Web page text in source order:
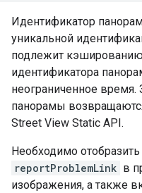
Идентификатор
уникальной
подлежит
идентификатора
неограниченное время.
панорамы
Street View Static API.
Необходимо
reportProblemLink в
изображения, а также